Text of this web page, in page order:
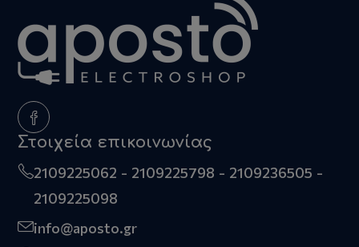
Στοιχεία επικοινωνίας
2109225062 2109225798
2109236505
2109225098
info@aposto.gr